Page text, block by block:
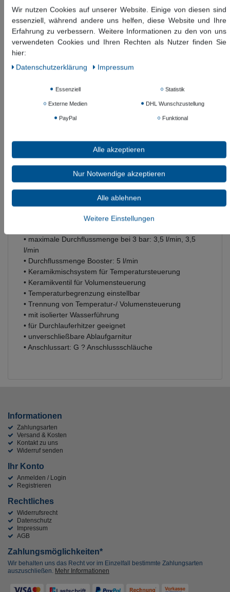
In den Warenkorb
Wunschliste
* inkl. ges. MwSt. zzgl.
Weitere Details
• Besteht aus: 2-Griff Waschtischmischer, Ablaufgarnitur
• ComfortZone 80
• Ausladung 116 mm
• maximale Durchflussmenge bei 3 bar: 3,5 l/min, 3,5
l/min
• Durchflussmenge Booster: 5 l/min
• Keramikmischsystem für Temperatursteuerung
• Keramikventil für Volumensteuerung
• Temperaturbegrenzung einstellbar
• Trennung von Temperatur-/ Volumensteuerung
• mit isolierter Wasserführung
• für Durchlauferhitzer geeignet
• unverschließbare Ablaufgarnitur
• Anschlussart: G ? Anschlussschläuche
Informationen
Zahlungsarten
Versand & Kosten
Kontakt zu uns
Widerruf senden
Ihr Konto
Anmelden / Login
Registrieren
Rechtliches
Widerrufsrecht
Datenschutz
Impressum
AGB
Zahlungsmöglichkeiten*
Wir behalten uns das Recht vor im Einzelfall bestimmte Zahlungsarten
auszuschließen. Mehr Informationen
Wir nutzen Cookies auf unserer Website. Einige von diesen sind
essenziell, während andere uns helfen, diese Website und Ihre
Erfahrung zu verbessern. Weitere Informationen zu den von uns
verwendeten Cookies und Ihren Rechten als Nutzer finden Sie
hier:
Daten­schutz­erklärung
Impressum
Essenziell Statistik
Externe Medien DHL Wunschzustellung
PayPal Funktional
Alle akzeptieren
Nur Notwendige akzeptieren
Alle ablehnen
Weitere Einstellungen